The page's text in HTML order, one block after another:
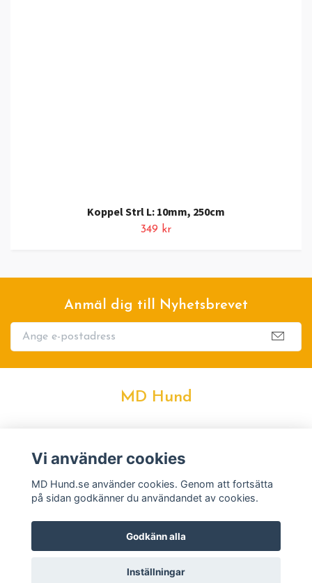
Koppel Strl L: 10mm, 250cm
349 kr
Anmäl dig till Nyhetsbrevet
MD Hund
Vi använder cookies
MD Hund.se använder cookies. Genom att fortsätta
på sidan godkänner du användandet av cookies.
Godkänn alla
Inställningar